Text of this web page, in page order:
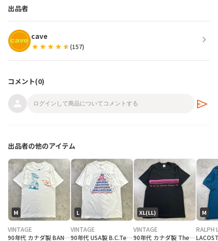
出品者
cave
star star star star star(157) chevron_right
コメント(0)
send
出品者の他のアイテム
M
VINTAGE
90年代 カナダ製 BAND NORWITCH ワンポイントロゴプリントTシャツ メンズM相当 古着 90s VINTAGE ヴィンテージ ドラゴン バックプリント シングルステッチ 白色
L
VINTAGE
90年代 USA製 B.C.Tee celebrate アートプリントTシャツ メンズL相当 古着 90s VINTAGE ヴィンテージ カナダ BC州 100周年記念 シングルステッチ 白色
XL(LL)
VINTAGE
90年代 カナダ製 The Run For Chiropractic Education チャリティプリントTシャツ メンズXL 古着 1991 90s VINTAGE ヴィンテージ マラソン アドバタイジング シングルステッチ 黒色
M
RALPH